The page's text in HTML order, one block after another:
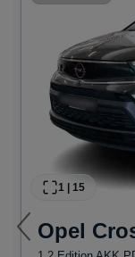
1 | 15
Opel